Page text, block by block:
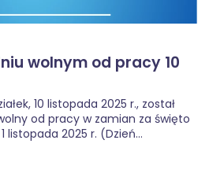
wolnym od pracy 10
10 listopada 2025 r., został
od pracy w zamian za święto
listopada 2025 r. (Dzień
dotyczące awarii